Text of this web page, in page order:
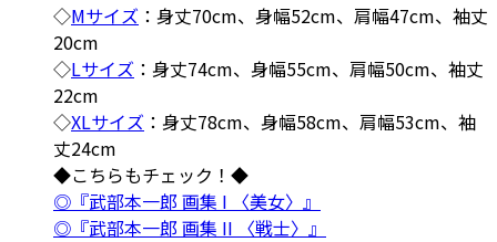
◇Mサイズ ：身丈70cm、身幅52cm、肩幅47cm、袖丈
20cm
◇Lサイズ ：身丈74cm、身幅55cm、肩幅50cm、袖丈
22cm
◇XLサイズ ：身丈78cm、身幅58cm、肩幅53cm、袖
丈24cm
◆こちらもチェック！◆
◎『武部本一郎 画集 I 〈美女〉』
◎『武部本一郎 画集 II 〈戦士〉』